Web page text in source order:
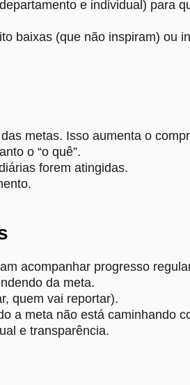
e individual) para
baixas (que não inspiram) ou
metas. Isso aumenta o
o “o quê”.
forem atingidas.
acompanhar progresso
da meta.
quem vai reportar).
a meta não está caminhando
e transparência.